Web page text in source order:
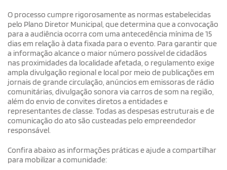
O processo cumpre rigorosamente as normas estabelecidas
pelo Plano Diretor Municipal, que determina que a convocação
para a audiência ocorra com uma antecedência mínima de 15
dias em relação à data fixada para o evento. Para garantir que
a informação alcance o maior número possível de cidadãos
nas proximidades da localidade afetada, o regulamento exige
ampla divulgação regional e local por meio de publicações em
jornais de grande circulação, anúncios em emissoras de rádio
comunitárias, divulgação sonora via carros de som na região,
além do envio de convites diretos a entidades e
representantes de classe. Todas as despesas estruturais e de
comunicação do ato são custeadas pelo empreendedor
responsável.
Confira abaixo as informações práticas e ajude a compartilhar
para mobilizar a comunidade: